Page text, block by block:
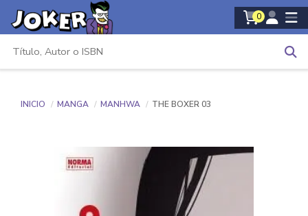
0
INICIO MANGA MANHWA THE BOXER 03